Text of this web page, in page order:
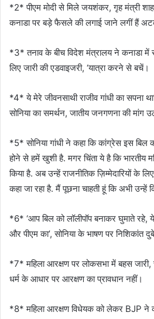
*2* पीएम मोदी से मिले जयशंकर, गृह मंत्री
कनाडा पर बड़े फैसले की लगाई जाने लगीं हैं
*3* तनाव के बीच विदेश मंत्रालय ने कनाडा में
लिए जारी की एडवाइजरी, ‘यात्रा करने से बचें।
*4* ये मेरे जीवनसाथी राजीव गांधी का सपना
सोनिया का समर्थन, जातीय जनगणना की मांग
*5* सोनिया गांधी ने कहा कि कांग्रेस इस बिल
होने से हमें खुशी है. मगर चिंता ये है कि
किया है. अब उन्हें राजनीतिक ज़िम्मेदारियों के
कहा जा रहा है. मैं पूछना चाहती हूं कि अभी उन्हें
*6* ‘आप बिल को लॉलीपॉप बनाकर घुमाते
और पीएम का’, सोनिया के भाषण पर निशिकांत
*7* महिला आरक्षण पर लोकसभा में बहस जारी,
धर्म के आधार पर आरक्षण का प्रावधान नहीं।
*8* महिला आरक्षण विधेयक को लेकर BJP ने